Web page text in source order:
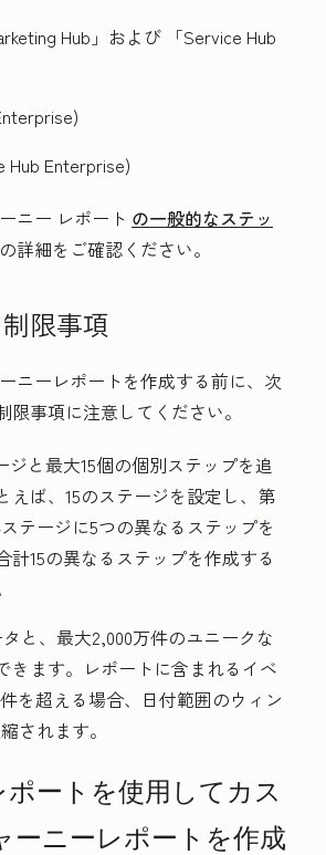
Hub 」および 「Service Hub
)
Hub Enterprise)
ニー レポート の一般的なステッ
の詳細をご確認ください。
限事項
ニーレポートを作成する前に、次
限事項に注意してください。
ジと最大15個の個別ステップを追
えば、15のステージを設定し、第
テージに5つの異なるステップを
計15の異なるステップを作成する
と、最大2,000万件のユニークな
きます。レポートに含まれるイベ
を超える場合、日付範囲のウィン
されます。
ートを使用してカス
ーニーレポートを作成